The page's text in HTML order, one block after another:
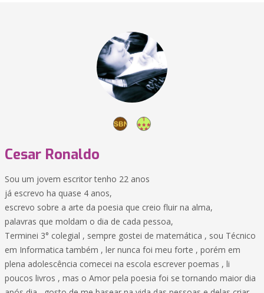
Cesar Ronaldo
Sou um jovem escritor tenho 22 anos
já escrevo ha quase 4 anos,
escrevo sobre a arte da poesia que creio fluir na alma,
palavras que moldam o dia de cada pessoa,
Terminei 3° colegial , sempre gostei de matemática , sou Técnico
em Informatica também , ler nunca foi meu forte , porém em
plena adolescência comecei na escola escrever poemas , li
poucos livros , mas o Amor pela poesia foi se tornando maior dia